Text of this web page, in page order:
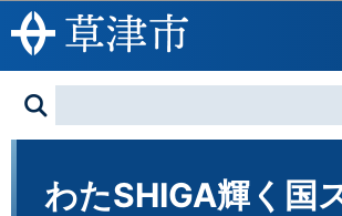
このページの本文へ移動
わたSHIGA輝く国